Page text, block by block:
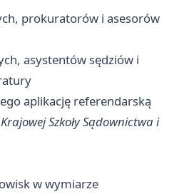
prokuratorów i asesorów
asystentów sędziów i
aplikację referendarską
Szkoły Sądownictwa i
w wymiarze